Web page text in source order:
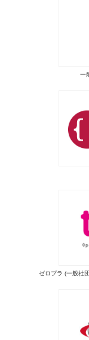
一
ゼロプラ (一般社